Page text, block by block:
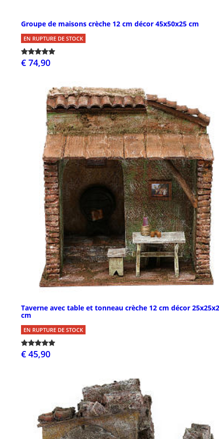
Groupe de maisons crèche 12 cm décor 45x50x25 cm
EN RUPTURE DE STOCK
€ 74,90
Taverne avec table et tonneau crèche 12 cm décor
cm
EN RUPTURE DE STOCK
€ 45,90